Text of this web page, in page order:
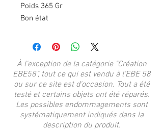
Poids 365 Gr
Bon état
À l'exception de la catégorie "Création
EBE58", tout ce qui est vendu à l'EBE 58
ou sur ce site est d'occasion. Tout a été
testé et certains objets ont été réparés.
Les possibles endommagements sont
systématiquement indiqués dans la
description du produit.